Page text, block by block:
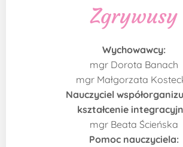
Zgrywusy
Wychowawcy:
mgr Dorota Banach
mgr Małgorzata
Nauczyciel
kształcenie
mgr Beata Ścieńska
Pomoc nauczyciela: